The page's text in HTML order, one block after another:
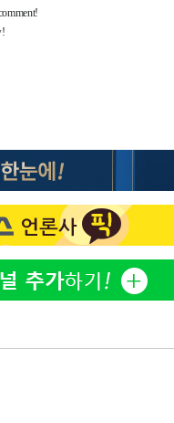
2
3
4